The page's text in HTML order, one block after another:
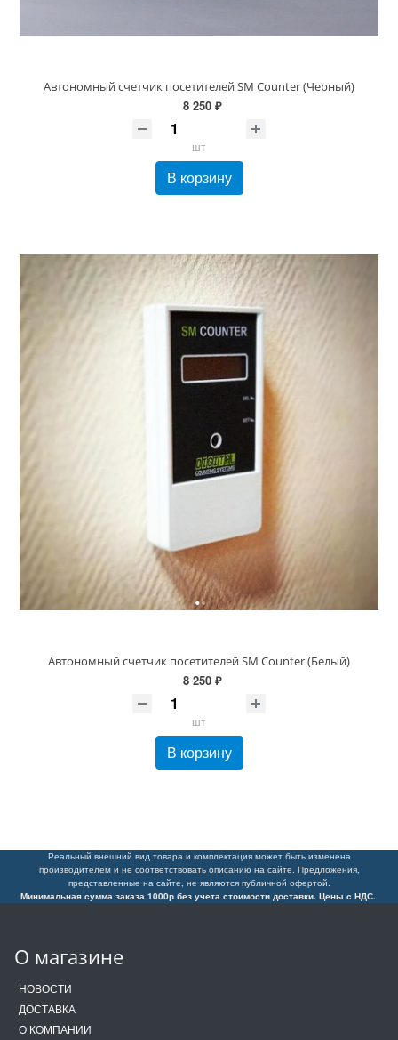
Автономный счетчик посетителей SM Counter (Черный)
8 250 ₽
шт
В корзину
Автономный счетчик посетителей SM Counter (Белый)
8 250 ₽
шт
В корзину
Реальный внешний вид товара и комплектация может быть изменена
производителем и не соответствовать описанию на сайте. Предложения,
представленные на сайте, не являются публичной офертой.
Минимальная сумма заказа 1000р без учета стоимости доставки. Цены с НДС.
О магазине
НОВОСТИ
ДОСТАВКА
О КОМПАНИИ